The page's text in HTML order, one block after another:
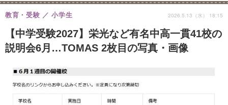
【中学受験2027】栄光など有名中高一貫41校の
説明会6月…TOMAS 2枚目の写真・画像
教育・受験 小学生 2026.5.13（水） 18:15